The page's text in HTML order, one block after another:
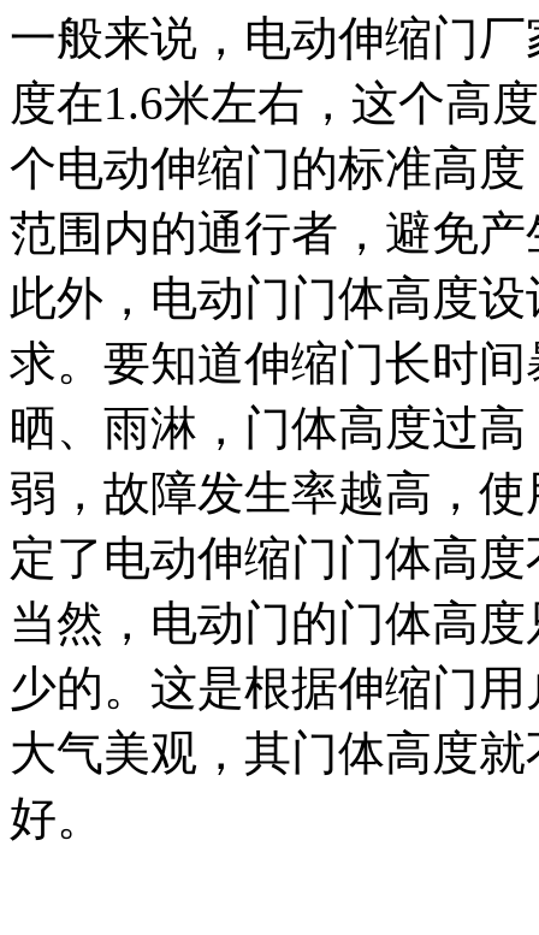
一般来说，电动伸缩门
度在1.6米左右，这个高
个电动伸缩门的标准高
范围内的通行者，避免
此外，电动门门体高度
求。要知道伸缩门长时
晒、雨淋，门体高度过
弱，故障发生率越高，
定了电动伸缩门门体高
当然，电动门的门体高
少的。这是根据伸缩门
大气美观，其门体高度
好。